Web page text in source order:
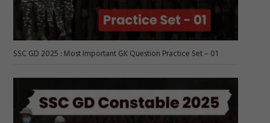
SSC GD 2025 : Most Important GK Question Practice Set – 01